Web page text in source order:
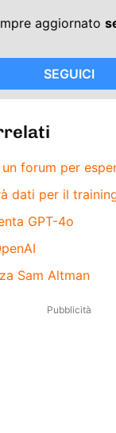
aggiornato
SEGUICI
un forum per
dati per il
GPT-4o
Sam Altman
Pubblicità